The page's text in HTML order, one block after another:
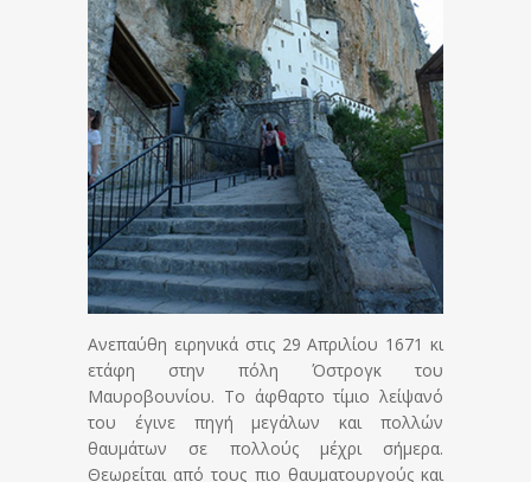
Ανεπαύθη ειρηνικά στις 29 Απριλίου 1671 κι
ετάφη στην πόλη Όστρογκ του
Μαυροβουνίου. Το άφθαρτο τίμιο λείψανό
του έγινε πηγή μεγάλων και πολλών
θαυμάτων σε πολλούς μέχρι σήμερα.
Θεωρείται από τους πιο θαυματουργούς και